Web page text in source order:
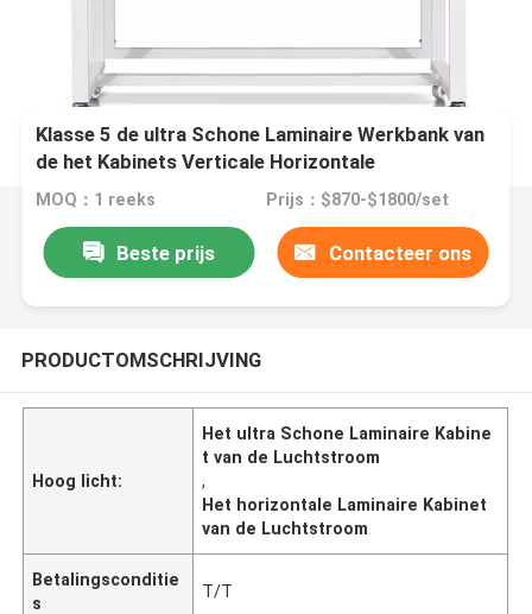
Klasse 5 de ultra Schone Laminaire Werkbank van
de het Kabinets Verticale Horizontale
Luchtstroom van de Luchtstroom
MOQ：1 reeks Prijs：$870-$1800/set
Beste prijs Contacteer ons
PRODUCTOMSCHRIJVING
Hoog licht:
Het ultra Schone Laminaire Kabine
t van de Luchtstroom
,
Het horizontale Laminaire Kabinet
van de Luchtstroom
Betalingsconditie
s
T/T